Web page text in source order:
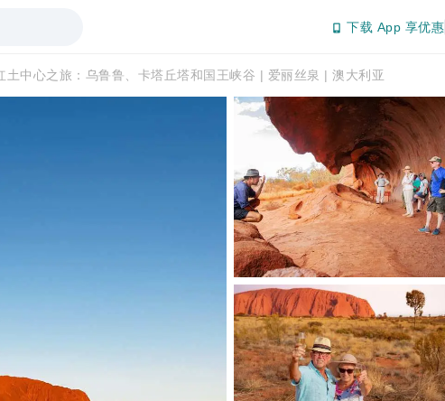
下载 App 享优惠
土中心之旅：乌鲁鲁、卡塔丘塔和国王峡谷 | 爱丽丝泉 | 澳大利亚